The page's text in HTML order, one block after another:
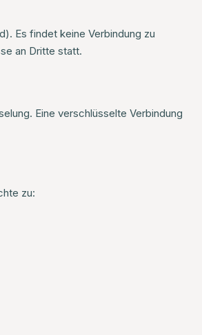
Es findet keine Verbindung zu
an Dritte statt.
Eine verschlüsselte Verbindung
zu: